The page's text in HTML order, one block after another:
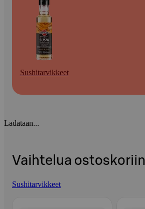
Sushitarvikkeet
Ladataan...
Vaihtelua ostoskoriin
Sushitarvikkeet